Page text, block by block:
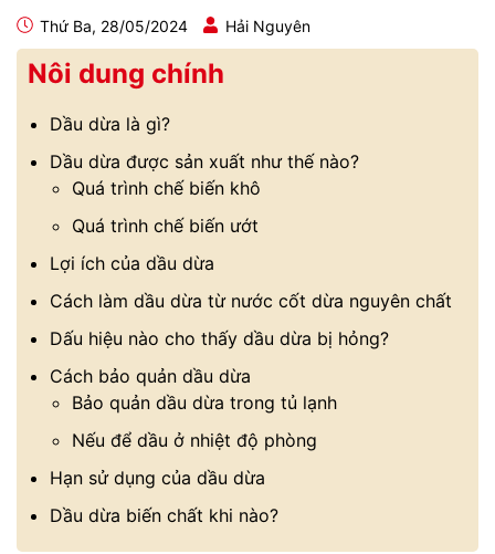
Thứ Ba, 28/05/2024 Hải Nguyên
Nôi dung chính
Dầu dừa là gì?
Dầu dừa được sản xuất như thế nào?
Quá trình chế biến khô
Quá trình chế biến ướt
Lợi ích của dầu dừa
Cách làm dầu dừa từ nước cốt dừa nguyên chất
Dấu hiệu nào cho thấy dầu dừa bị hỏng?
Cách bảo quản dầu dừa
Bảo quản dầu dừa trong tủ lạnh
Nếu để dầu ở nhiệt độ phòng
Hạn sử dụng của dầu dừa
Dầu dừa biến chất khi nào?